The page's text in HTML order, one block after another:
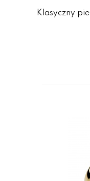
Klasyczny